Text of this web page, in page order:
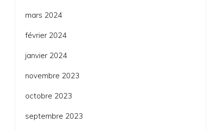
mars 2024
février 2024
janvier 2024
novembre 2023
octobre 2023
septembre 2023